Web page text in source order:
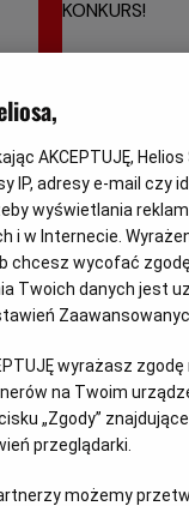
Każde
Mana –
dzień”
zostać
Czytaj więcej
AKCEPTUJĘ, Helios
IP, adresy e-mail czy
wyświetlania
i w Internecie.
chcesz wycofać
Twoich danych jest
wyrażasz
na Twoim
„Zgody”
przeglądarki.
możemy